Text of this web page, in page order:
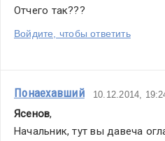
Отчего так???
Войдите, чтобы ответить
Понаехавший 10.12.2014,
Ясенов,
Начальник, тут вы давеча